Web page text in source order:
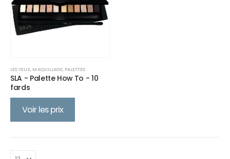
LES YEUX, MAQUILLAGE, PALETTES
SLA - Palette How To - 10
fards
Voir les prix